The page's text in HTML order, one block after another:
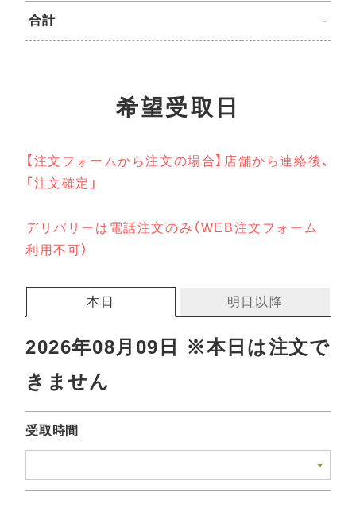
合計 -
希望受取日
【注文フォームから注文の場合】店舗から連絡後、
「注文確定」
デリバリーは電話注文のみ（WEB注文フォーム
利用不可）
本日 明日以降
2026年08月09日 ※本日は注文で
きません
受取時間